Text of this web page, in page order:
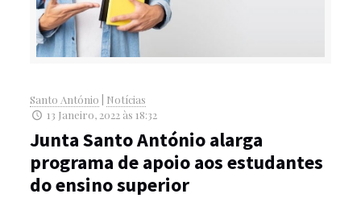
Santo António
Notícias
13 Janeiro, 2022 às 18:32
Junta Santo António alarga
programa de apoio aos estudantes
do ensino superior